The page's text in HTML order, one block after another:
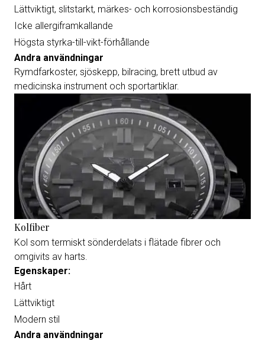
Lättviktigt, slitstarkt, märkes- och korrosionsbeständig
Icke allergiframkallande
Högsta styrka-till-vikt-förhållande
Andra användningar
Rymdfarkoster, sjöskepp, bilracing, brett utbud av
medicinska instrument och sportartiklar.
Kolfiber
Kol som termiskt sönderdelats i flätade fibrer och
omgivits av harts.
Egenskaper:
Hårt
Lättviktigt
Modern stil
Andra användningar